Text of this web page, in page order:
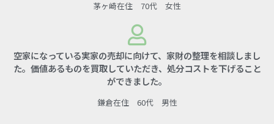
茅ヶ崎在住 70代 女性
空家になっている実家の売却に向けて、家財の整理を相談しまし
た。価値あるものを買取していただき、処分コストを下げること
ができました。
鎌倉在住 60代 男性